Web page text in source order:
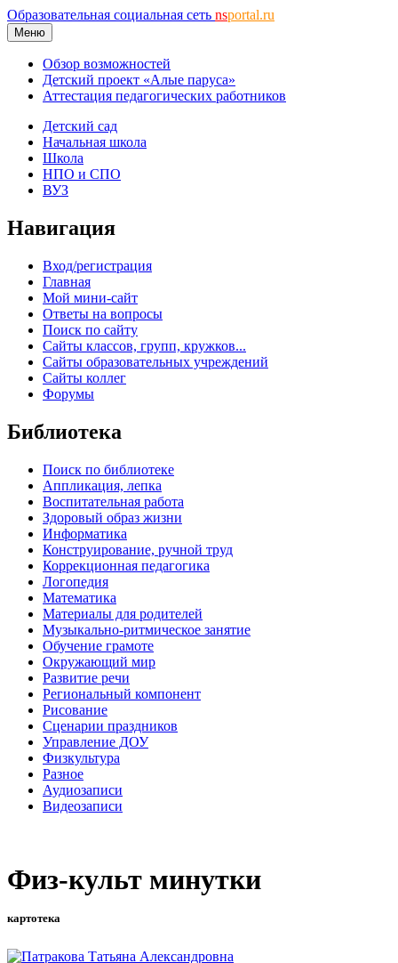
Образовательная социальная сеть nsportal.ru
Меню
Обзор возможностей
Детский проект «Алые паруса»
Аттестация педагогических работников
Детский сад
Начальная школа
Школа
НПО и СПО
ВУЗ
Навигация
Вход/регистрация
Главная
Мой мини-сайт
Ответы на вопросы
Поиск по сайту
Сайты классов, групп, кружков...
Сайты образовательных учреждений
Сайты коллег
Форумы
Библиотека
Поиск по библиотеке
Аппликация, лепка
Воспитательная работа
Здоровый образ жизни
Информатика
Конструирование, ручной труд
Коррекционная педагогика
Логопедия
Математика
Материалы для родителей
Музыкально-ритмическое занятие
Обучение грамоте
Окружающий мир
Развитие речи
Региональный компонент
Рисование
Сценарии праздников
Управление ДОУ
Физкультура
Разное
Аудиозаписи
Видеозаписи
Физ-культ минутки
картотека